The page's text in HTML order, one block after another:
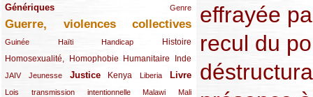
Génériques
(59/289) Genre
(22/289)
Guerre, violences collectives
(149/289)
Guinée
(12/289) Haïti
(15/289) Handicap
(10/289) Histoire
(49/289)
Homosexualité, Homophobie
(44/289) Humanitaire
(47/289) Inde
(34/289)
JAIV
(10/289)Jeunesse
(21/289) Justice
(65/289) Kenya
(35/289) Liberia
(25/289) Livre
(62/289)
Lois transmission intentionnelle
(24/289) Malawi
(11/289) Mali
(21/289)
effrayée
recul du